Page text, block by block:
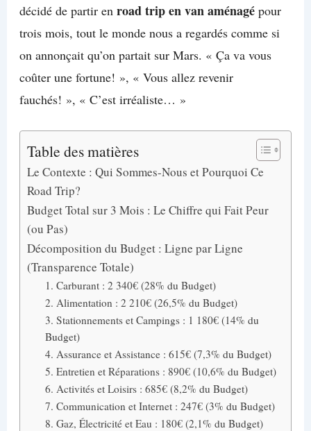
décidé de partir en road trip en van aménagépour
trois mois, tout le monde nous a regardés comme si
on annonçait qu’on partait sur Mars. « Ça va vous
coûter une fortune! », « Vous allez revenir
fauchés! », « C’est irréaliste… »
Table des matières
Le Contexte : Qui Sommes-Nous et Pourquoi Ce
Road Trip?
Budget Total sur 3 Mois : Le Chiffre qui Fait Peur
(ou Pas)
Décomposition du Budget : Ligne par Ligne
(Transparence Totale)
1. Carburant : 2 340€ (28% du Budget)
2. Alimentation : 2 210€ (26,5% du Budget)
3. Stationnements et Campings : 1 180€ (14% du
Budget)
4. Assurance et Assistance : 615€ (7,3% du Budget)
5. Entretien et Réparations : 890€ (10,6% du Budget)
6. Activités et Loisirs : 685€ (8,2% du Budget)
7. Communication et Internet : 247€ (3% du Budget)
8. Gaz, Électricité et Eau : 180€ (2,1% du Budget)